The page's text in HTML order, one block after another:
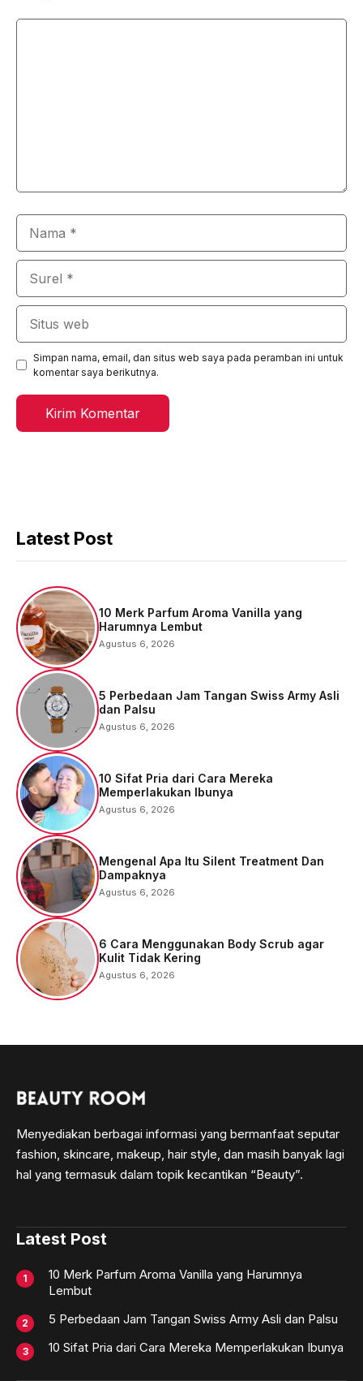
Simpan nama, email, dan situs web saya pada peramban ini untuk
komentar saya berikutnya.
Latest Post
10 Merk Parfum Aroma Vanilla yang
Harumnya Lembut
Agustus 6, 2026
5 Perbedaan Jam Tangan Swiss Army Asli
dan Palsu
Agustus 6, 2026
10 Sifat Pria dari Cara Mereka
Memperlakukan Ibunya
Agustus 6, 2026
Mengenal Apa Itu Silent Treatment Dan
Dampaknya
Agustus 6, 2026
6 Cara Menggunakan Body Scrub agar
Kulit Tidak Kering
Agustus 6, 2026
Menyediakan berbagai informasi yang bermanfaat seputar
fashion, skincare, makeup, hair style, dan masih banyak lagi
hal yang termasuk dalam topik kecantikan “Beauty”.
Latest Post
10 Merk Parfum Aroma Vanilla yang Harumnya
Lembut
5 Perbedaan Jam Tangan Swiss Army Asli dan Palsu
10 Sifat Pria dari Cara Mereka Memperlakukan Ibunya